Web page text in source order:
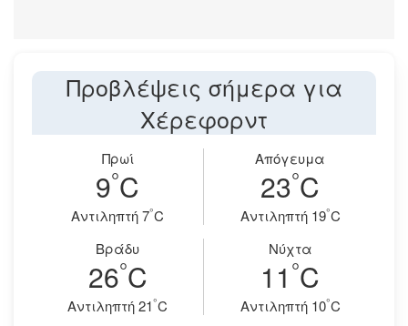
Προβλέψεις σήμερα για
Χέρεφορντ
Πρωί
9°C
Aντιληπτή 7°C
Απόγευμα
23°C
Aντιληπτή 19°C
Βράδυ
26°C
Aντιληπτή 21°C
Νύχτα
11 °C
Aντιληπτή 10°C